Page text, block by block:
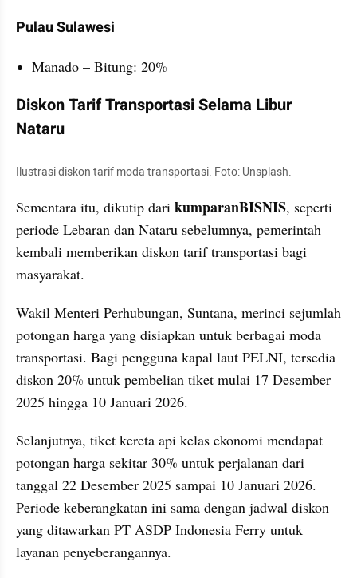
Pulau Sulawesi
Manado – Bitung: 20%
Diskon Tarif Transportasi Selama Libur
Nataru
Ilustrasi diskon tarif moda transportasi. Foto: Unsplash.
Sementara itu, dikutip dari kumparanBISNIS, seperti
periode Lebaran dan Nataru sebelumnya, pemerintah
kembali memberikan diskon tarif transportasi bagi
masyarakat.
Wakil Menteri Perhubungan, Suntana, merinci sejumlah
potongan harga yang disiapkan untuk berbagai moda
transportasi. Bagi pengguna kapal laut PELNI, tersedia
diskon 20% untuk pembelian tiket mulai 17 Desember
2025 hingga 10 Januari 2026.
Selanjutnya, tiket kereta api kelas ekonomi mendapat
potongan harga sekitar 30% untuk perjalanan dari
tanggal 22 Desember 2025 sampai 10 Januari 2026.
Periode keberangkatan ini sama dengan jadwal diskon
yang ditawarkan PT ASDP Indonesia Ferry untuk
layanan penyeberangannya.